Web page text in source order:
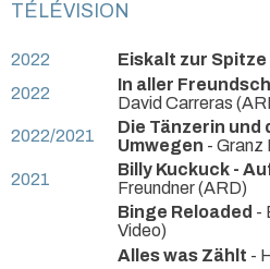
TÉLÉVISION
2022 Eiskalt zur Spitze
2022
In aller
David Carreras
2022/2021
Die Tänzerin und
Umwegen - Granz
2021
Billy Kuckuck -
Freundner (ARD)
Binge Reloaded -
Video)
Alles was Zählt -